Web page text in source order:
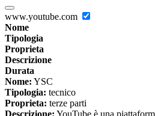
www.youtube.com
Nome
Tipologia
Proprieta
Descrizione
Durata
Nome: YSC
Tipologia: tecnico
Proprieta: terze parti